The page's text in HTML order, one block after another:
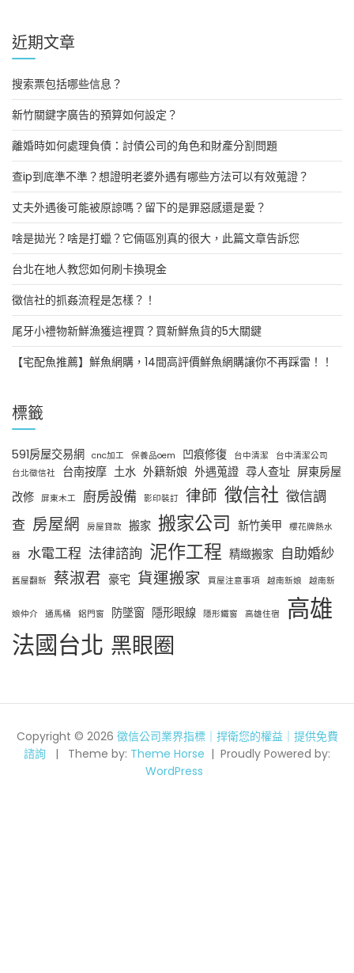
近期文章
搜索票包括哪些信息？
新竹關鍵字廣告的預算如何設定？
離婚時如何處理負債：討債公司的角色和財產分割問題
查ip到底準不準？想證明老婆外遇有哪些方法可以有效蒐證？
丈夫外遇後可能被原諒嗎？留下的是罪惡感還是愛？
啥是拋光？啥是打蠟？它倆區別真的很大，此篇文章告訴您
台北在地人教您如何刷卡換現金
徵信社的抓姦流程是怎樣？！
尾牙小禮物新鮮漁獲這裡買？買新鮮魚貨的5大關鍵
【宅配魚推薦】鮮魚網購，14間高評價鮮魚網購讓你不再踩雷！！
標籤
591房屋交易網 cnc加工 保養品oem 凹痕修復 台中清潔
台中清潔公司
台北徵信社
台南按摩 土水 外籍新娘 外遇蒐證 尋人查址 屏東房屋
改修 屏東木工 廚房設備 影印裝訂 律師 徵信社 徵信調
查 房屋網 房屋貸款 搬家 搬家公司 新竹美甲 櫻花牌熱水
器 水電工程 法律諮詢 泥作工程 精緻搬家 自助婚紗
舊屋翻新 蔡淑君 豪宅 貨運搬家 買屋注意事項 越南新娘 越南新
娘仲介 通馬桶 鋁門窗 防墜窗 隱形眼線 隱形鐵窗 高雄住宿
高雄
法國台北 黑眼圈
Copyright © 2026 徵信公司業界指標｜捍衛您的權益｜提供免費
諮詢
Theme by: Theme Horse
Proudly Powered by:
WordPress